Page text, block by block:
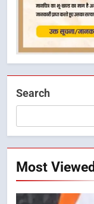
Search
Most Viewed